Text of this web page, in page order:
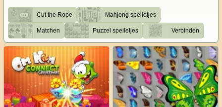
Cut the Rope Mahjong spelletjes
Matchen Puzzel spelletjes Verbinden